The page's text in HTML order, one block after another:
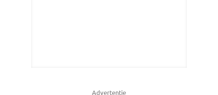
Advertentie